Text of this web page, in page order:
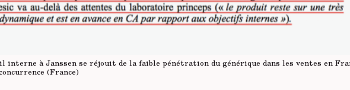
interne à Janssen se réjouit de la faible pénétration du générique dans les ventes en
(France)